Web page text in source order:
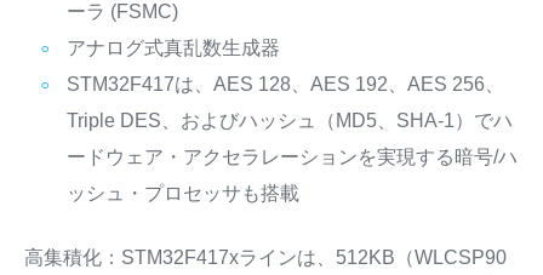
ーラ (FSMC)
アナログ式真乱数生成器
STM32F417は、AES 128、AES 192、AES 256、
Triple DES、およびハッシュ（MD5、SHA-1）でハ
ードウェア・アクセラレーションを実現する暗号/ハ
ッシュ・プロセッサも搭載
高集積化：STM32F417xラインは、512KB（WLCSP90